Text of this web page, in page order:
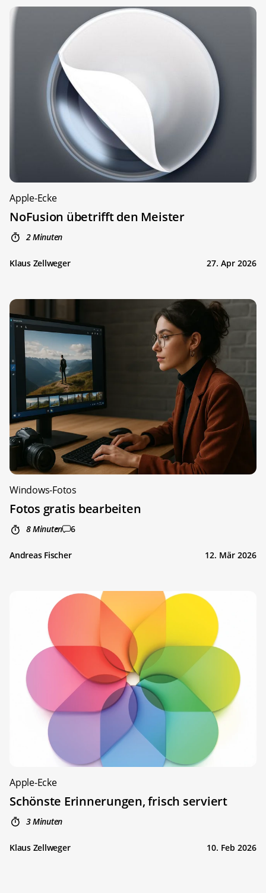
Apple-Ecke
NoFusion übetrifft den Meister
2 Minuten
Klaus Zellweger 27. Apr 2026
Windows-Fotos
Fotos gratis bearbeiten
8 Minuten 6
Andreas Fischer 12. Mär 2026
Apple-Ecke
Schönste Erinnerungen, frisch serviert
3 Minuten
Klaus Zellweger 10. Feb 2026